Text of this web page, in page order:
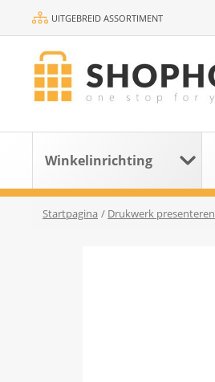
UITGEBREID ASSORTIMENT
Winkelinrichting
Startpagina / Drukwerk presenteren